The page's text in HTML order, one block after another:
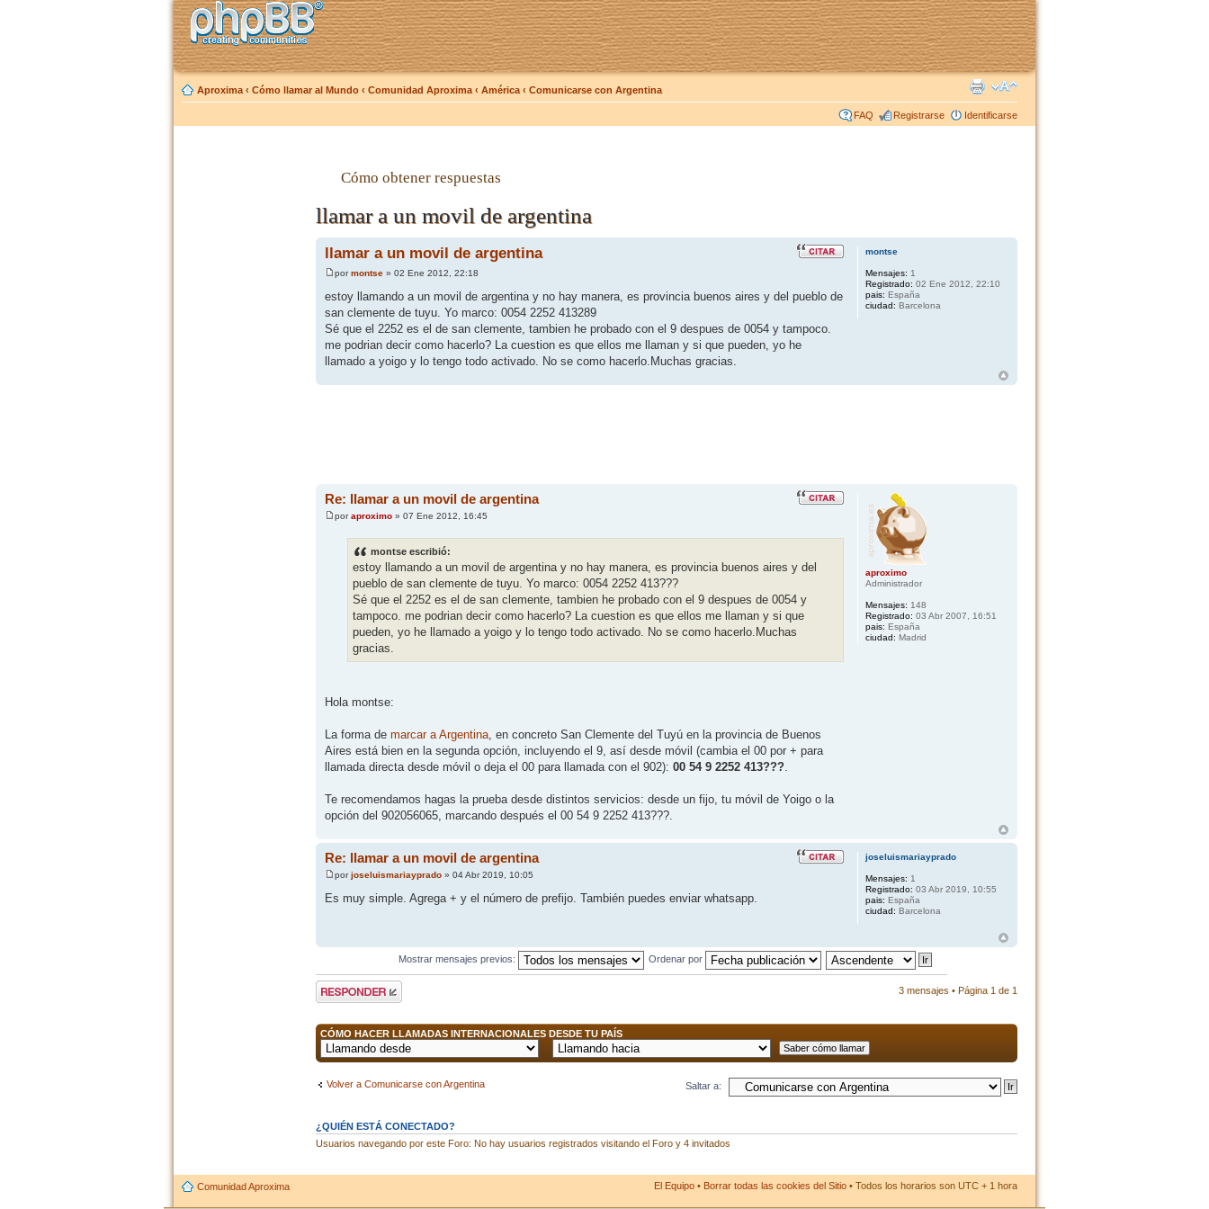
Aproxima ‹ Cómo llamar al Mundo ‹ Comunidad Aproxima ‹ América ‹ Comunicarse con Argentina
FAQ Registrarse Identificarse
Cómo obtener respuestas
llamar a un movil de argentina
llamar a un movil de argentina
pormontse» 02 Ene 2012, 22:18
estoy llamando a un movil de argentina y no hay manera, es provincia buenos aires y del pueblo de
san clemente de tuyu. Yo marco: 0054 2252 413289
Sé que el 2252 es el de san clemente, tambien he probado con el 9 despues de 0054 y tampoco.
me podrian decir como hacerlo? La cuestion es que ellos me llaman y si que pueden, yo he
llamado a yoigo y lo tengo todo activado. No se como hacerlo.Muchas gracias.
montse
Mensajes: 1
Registrado: 02 Ene 2012, 22:10
pais: España
ciudad: Barcelona
Re: llamar a un movil de argentina
poraproximo» 07 Ene 2012, 16:45
montse escribió:
estoy llamando a un movil de argentina y no hay manera, es provincia buenos aires y del
pueblo de san clemente de tuyu. Yo marco: 0054 2252 413???
Sé que el 2252 es el de san clemente, tambien he probado con el 9 despues de 0054 y
tampoco. me podrian decir como hacerlo? La cuestion es que ellos me llaman y si que
pueden, yo he llamado a yoigo y lo tengo todo activado. No se como hacerlo.Muchas
gracias.
Hola montse:
La forma de marcar a Argentina, en concreto San Clemente del Tuyú en la provincia de Buenos
Aires está bien en la segunda opción, incluyendo el 9, así desde móvil (cambia el 00 por + para
llamada directa desde móvil o deja el 00 para llamada con el 902): 00 54 9 2252 413???.
Te recomendamos hagas la prueba desde distintos servicios: desde un fijo, tu móvil de Yoigo o la
opción del 902056065, marcando después el 00 54 9 2252 413???.
aproximo
Administrador
Mensajes: 148
Registrado: 03 Abr 2007, 16:51
pais: España
ciudad: Madrid
Re: llamar a un movil de argentina
porjoseluismariayprado» 04 Abr 2019, 10:05
Es muy simple. Agrega + y el número de prefijo. También puedes enviar whatsapp.
joseluismariayprado
Mensajes: 1
Registrado: 03 Abr 2019, 10:55
pais: España
ciudad: Barcelona
Mostrar mensajes previos: Ordenar por
Publicar una
respuesta
3 mensajes • Página 1 de 1
CÓMO HACER LLAMADAS INTERNACIONALES DESDE TU PAÍS
Volver a Comunicarse con Argentina Saltar a:
¿QUIÉN ESTÁ CONECTADO?
Usuarios navegando por este Foro: No hay usuarios registrados visitando el Foro y 4 invitados
Comunidad Aproxima El Equipo • Borrar todas las cookies del Sitio • Todos los horarios son UTC + 1 hora